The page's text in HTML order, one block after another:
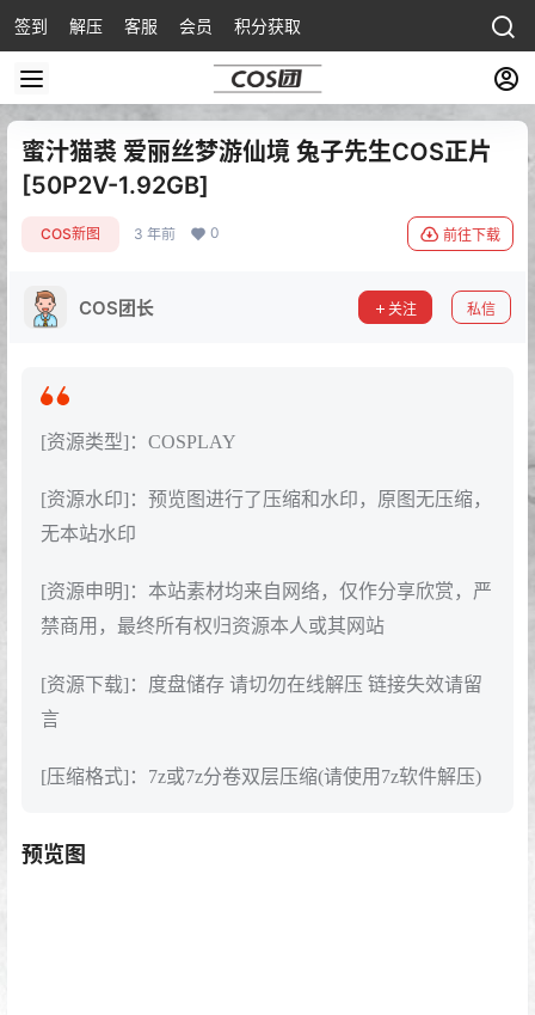
签到 解压 客服 会员 积分获取
蜜汁猫裘 爱丽丝梦游仙境 兔子先生COS正片
[50P2V-1.92GB]
COS新图 3 年前 0 前往下载
COS团长 关注 私信
[资源类型]：COSPLAY
[资源水印]：预览图进行了压缩和水印，原图无压缩，
无本站水印
[资源申明]：本站素材均来自网络，仅作分享欣赏，严
禁商用，最终所有权归资源本人或其网站
[资源下载]：度盘储存 请切勿在线解压 链接失效请留
言
[压缩格式]：7z或7z分卷双层压缩(请使用7z软件解压)
预览图